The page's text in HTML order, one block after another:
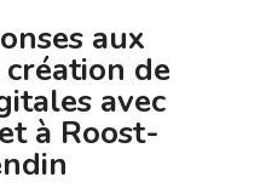
aux
de
avec
à Roost-